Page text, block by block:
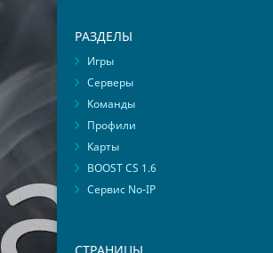
РАЗДЕЛЫ
Игры
Серверы
Команды
Профили
Карты
BOOST CS 1.6
Сервис No-IP